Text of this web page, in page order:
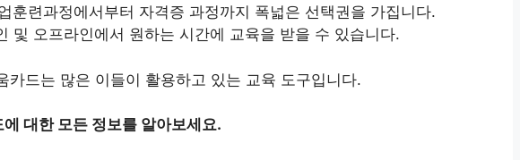
훈련과정에서부터 자격증 과정까지 폭넓은 선택권을 가집니다.
및 오프라인에서 원하는 시간에 교육을 받을 수 있습니다.
카드는 많은 이들이 활용하고 있는 교육 도구입니다.
대한 모든 정보를 알아보세요.